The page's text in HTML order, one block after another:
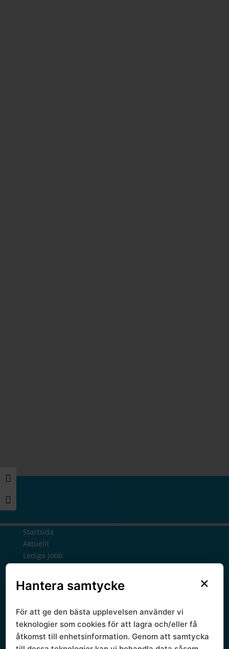
Slå på/av hög kontrast
Slå på/av textstorlek
Startsida
Aktuellt
Lediga jobb
Nyhetsbrev
Prenumerera
Presidium
Ledamöter
Politisk styrgrupp
×
Hantera samtycke
För att ge den bästa upplevelsen använder vi
teknologier som cookies för att lagra och/eller få
åtkomst till enhetsinformation. Genom att samtycka